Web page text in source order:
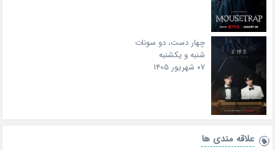
چهار دست، دو سونات
شنبه و یکشنبه
۰۷ شهریور ۱۴۰۵
علاقه‌ مندی ها